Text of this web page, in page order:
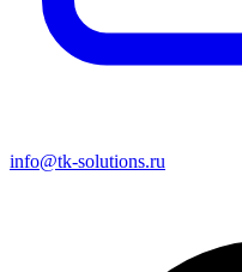
info@tk-solutions.ru